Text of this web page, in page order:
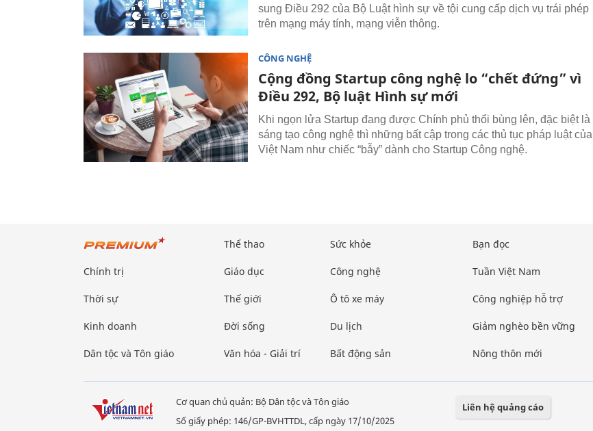
sung Điều 292 của Bộ Luật hình sự về tội cung cấp dịch vụ trái phép
trên mạng máy tính, mạng viễn thông.
CÔNG NGHỆ
Cộng đồng Startup công nghệ lo “chết đứng” vì
Điều 292, Bộ luật Hình sự mới
Khi ngọn lửa Startup đang được Chính phủ thổi bùng lên, đặc biệt là
sáng tạo công nghệ thì những bất cập trong các thủ tục pháp luật của
Việt Nam như chiếc “bẫy” dành cho Startup Công nghệ.
Chính trị
Thời sự
Kinh doanh
Dân tộc và Tôn giáo
Thể thao
Giáo dục
Thế giới
Đời sống
Văn hóa - Giải trí
Sức khỏe
Công nghệ
Ô tô xe máy
Du lịch
Bất động sản
Bạn đọc
Tuần Việt Nam
Công nghiệp hỗ trợ
Giảm nghèo bền vững
Nông thôn mới
Cơ quan chủ quản: Bộ Dân tộc và Tôn giáo
Số giấy phép: 146/GP-BVHTTDL, cấp ngày 17/10/2025
Liên hệ quảng cáo